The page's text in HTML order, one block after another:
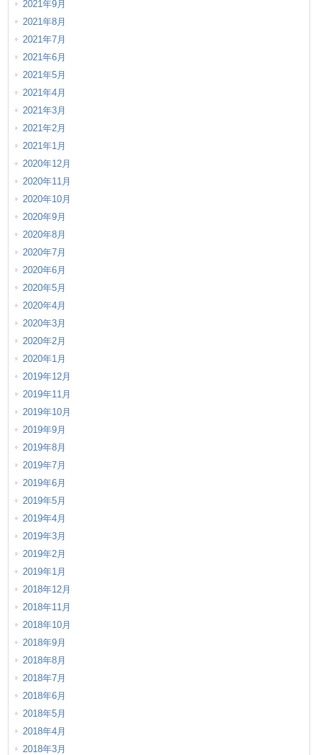
2021年9月
2021年8月
2021年7月
2021年6月
2021年5月
2021年4月
2021年3月
2021年2月
2021年1月
2020年12月
2020年11月
2020年10月
2020年9月
2020年8月
2020年7月
2020年6月
2020年5月
2020年4月
2020年3月
2020年2月
2020年1月
2019年12月
2019年11月
2019年10月
2019年9月
2019年8月
2019年7月
2019年6月
2019年5月
2019年4月
2019年3月
2019年2月
2019年1月
2018年12月
2018年11月
2018年10月
2018年9月
2018年8月
2018年7月
2018年6月
2018年5月
2018年4月
2018年3月